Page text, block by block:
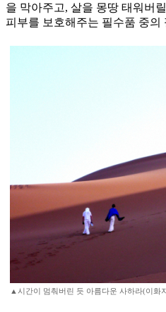
을 막아주고, 살을 몽땅 태워버
피부를 보호해주는 필수품 중의
▲시간이 멈춰버린 듯 아름다운 사하라(이화